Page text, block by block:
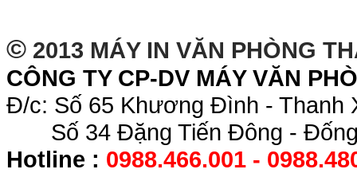
© 2013 MÁY IN VĂN PHÒNG
CÔNG TY CP-DV MÁY VĂN
Đ/c: Số 65 Khương Đình - Thanh
Số 34 Đặng Tiến Đông -
Hotline : 0988.466.001 -